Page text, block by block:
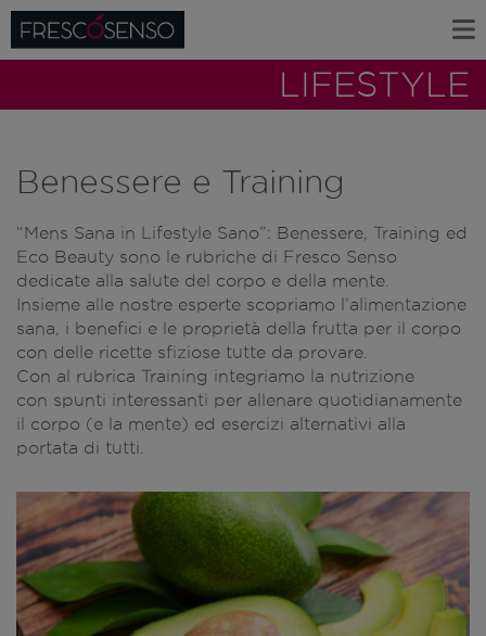
LIFESTYLE
Benessere e Training
“Mens Sana in Lifestyle Sano”: Benessere, Training ed
Eco Beauty sono le rubriche di Fresco Senso
dedicate alla salute del corpo e della mente.
Insieme alle nostre esperte scopriamo l’alimentazione
sana, i benefici e le proprietà della frutta per il corpo
con delle ricette sfiziose tutte da provare.
Con al rubrica Training integriamo la nutrizione
con spunti interessanti per allenare quotidianamente
il corpo (e la mente) ed esercizi alternativi alla
portata di tutti.